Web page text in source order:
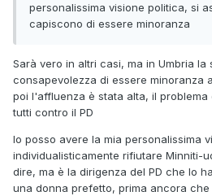
personalissima visione politica, si
capiscono di essere minoranza
Sarà vero in altri casi, ma in Umbria la
consapevolezza di essere minoranza
poi l'affluenza è stata alta, il
tutti contro il PD
Io posso avere la mia personalissima
individualisticamente rifiutare Minniti-
dire, ma è la dirigenza del PD che lo
una donna prefetto, prima ancora